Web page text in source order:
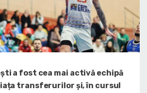
a fost cea mai activă echipă
transferurilor și, în cursul